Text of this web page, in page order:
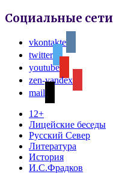
Социальные сети
vkontakte
twitter
youtube
zen-yandex
mail
12+
Лицейские беседы
Русский Север
Литература
История
И.С.Фрадков